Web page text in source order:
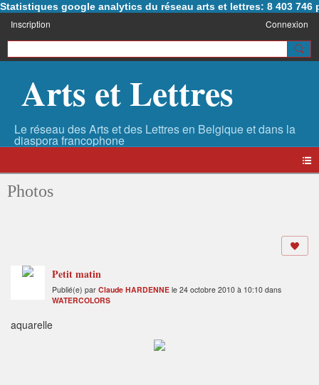
Statistiques google analytics du réseau arts et lettres: 8 403 746
Inscription Connexion
Arts et Lettres
Photos
Petit matin
Publié(e) par Claude HARDENNE le 24 octobre 2010 à 10:10 dans
WATERCOLORS
aquarelle